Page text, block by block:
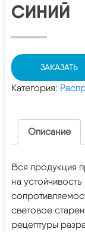
СИНИЙ
ЗАКАЗАТЬ
Категория:
Описание
Вся продукция
на
световое
рецептуры